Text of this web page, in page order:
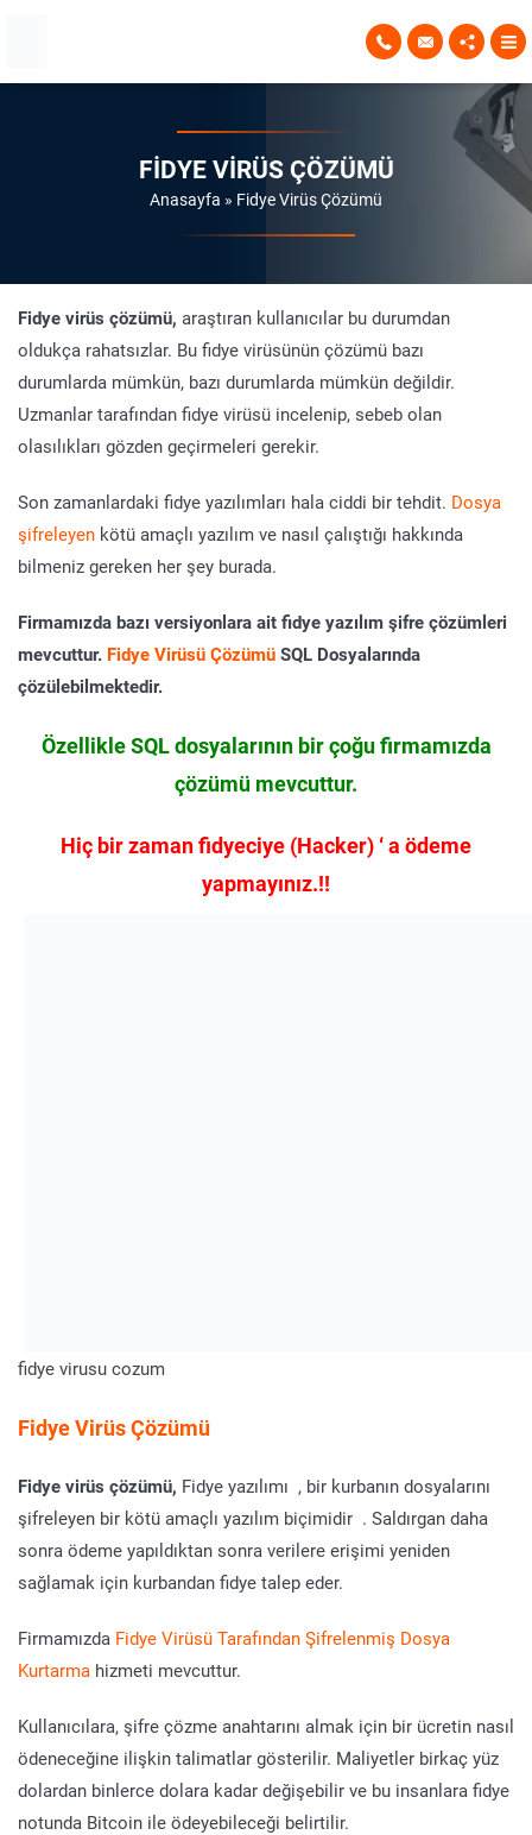
FIDYE VIRÜS ÇÖZÜMÜ
Anasayfa » Fidye Virüs Çözümü
Fidye virüs çözümü, araştıran kullanıcılar bu durumdan
oldukça rahatsızlar. Bu fidye virüsünün çözümü bazı
durumlarda mümkün, bazı durumlarda mümkün değildir.
Uzmanlar tarafından fidye virüsü incelenip, sebeb olan
olasılıkları gözden geçirmeleri gerekir.
Son zamanlardaki fidye yazılımları hala ciddi bir tehdit. Dosya
şifreleyen kötü amaçlı yazılım ve nasıl çalıştığı hakkında
bilmeniz gereken her şey burada.
Firmamızda bazı versiyonlara ait fidye yazılım şifre çözümleri
mevcuttur. Fidye Virüsü Çözümü SQL Dosyalarında
çözülebilmektedir.
Özellikle SQL dosyalarının bir çoğu firmamızda
çözümü mevcuttur.
Hiç bir zaman fidyeciye (Hacker) ‘ a ödeme
yapmayınız.!!
fidye virusu cozum
Fidye Virüs Çözümü
Fidye virüs çözümü, Fidye yazılımı , bir kurbanın dosyalarını
şifreleyen bir kötü amaçlı yazılım biçimidir . Saldırgan daha
sonra ödeme yapıldıktan sonra verilere erişimi yeniden
sağlamak için kurbandan fidye talep eder.
Firmamızda Fidye Virüsü Tarafından Şifrelenmiş Dosya
Kurtarma hizmeti mevcuttur.
Kullanıcılara, şifre çözme anahtarını almak için bir ücretin nasıl
ödeneceğine ilişkin talimatlar gösterilir. Maliyetler birkaç yüz
dolardan binlerce dolara kadar değişebilir ve bu insanlara fidye
notunda Bitcoin ile ödeyebileceği belirtilir.